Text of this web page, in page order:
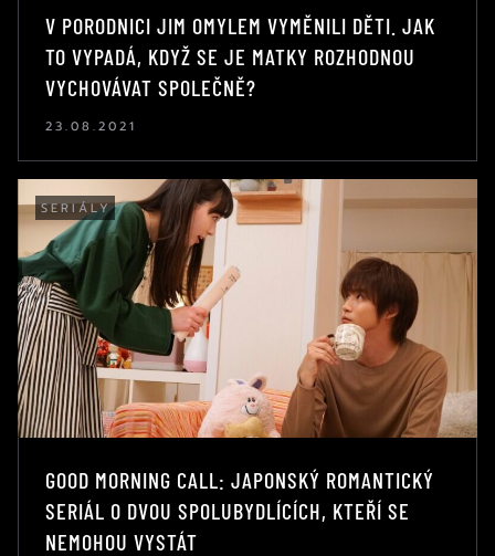
V PORODNICI JIM OMYLEM VYMĚNILI DĚTI. JAK
TO VYPADÁ, KDYŽ SE JE MATKY ROZHODNOU
VYCHOVÁVAT SPOLEČNĚ?
23.08.2021
SERIÁLY
GOOD MORNING CALL: JAPONSKÝ ROMANTICKÝ
SERIÁL O DVOU SPOLUBYDLÍCÍCH, KTEŘÍ SE
NEMOHOU VYSTÁT